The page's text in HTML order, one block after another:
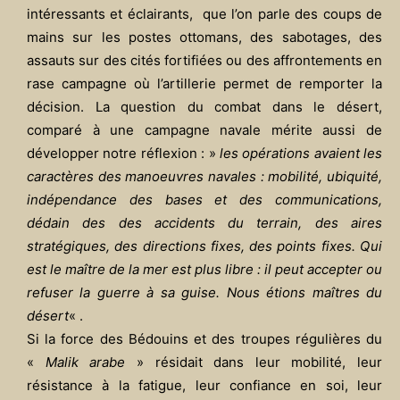
intéressants et éclairants, que l’on parle des coups de
mains sur les postes ottomans, des sabotages, des
assauts sur des cités fortifiées ou des affrontements en
rase campagne où l’artillerie permet de remporter la
décision. La question du combat dans le désert,
comparé à une campagne navale mérite aussi de
développer notre réflexion : » les opérations avaient les
caractères des manoeuvres navales : mobilité, ubiquité,
indépendance des bases et des communications,
dédain des des accidents du terrain, des aires
stratégiques, des directions fixes, des points fixes. Qui
est le maître de la mer est plus libre : il peut accepter ou
refuser la guerre à sa guise. Nous étions maîtres du
désert« .
Si la force des Bédouins et des troupes régulières du
« Malik arabe » résidait dans leur mobilité, leur
résistance à la fatigue, leur confiance en soi, leur